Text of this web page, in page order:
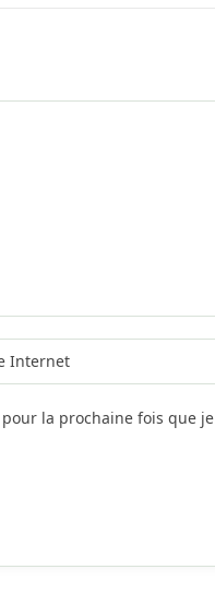
la prochaine fois que je